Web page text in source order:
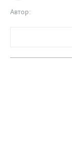
Автор: